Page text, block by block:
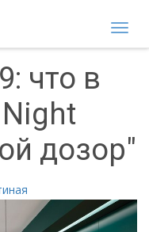
что в
дозор"